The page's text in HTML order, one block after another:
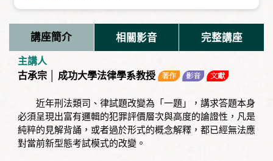
講座簡介 相關影音 完整講座
主講人
古承宗 │ 成功大學法律學系教授
近年刑法類司、律試題改變為「一題」，講求答題本身
必須呈現出富有邏輯的犯罪評價層次與高度的論證性，凡是
純粹的見解背誦，或者過於形式的概念解釋，都已經無法應
對當前新型態考試模式的改變。